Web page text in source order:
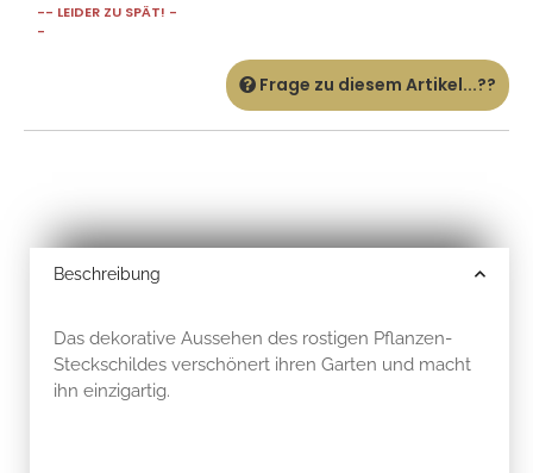
-- LEIDER ZU SPÄT! -
-
Frage zu diesem Artikel...??
Beschreibung
Das dekorative Aussehen des rostigen Pflanzen-
Steckschildes verschönert ihren Garten und macht
ihn einzigartig.